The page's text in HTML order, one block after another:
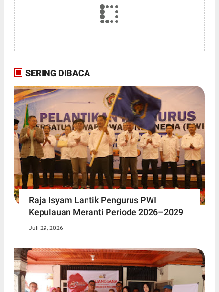
SERING DIBACA
Raja Isyam Lantik Pengurus PWI
Kepulauan Meranti Periode 2026–2029
Juli 29, 2026